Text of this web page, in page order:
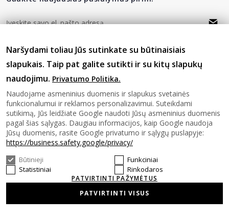
Sutinku suprivatumo politika
Sekite mus
© 2026 SAVASHOME Visos teises saugomos.
Naršydami toliau Jūs sutinkate su būtinaisiais
slapukais. Taip pat galite sutikti ir su kitų slapukų
naudojimu. Privatumo Politika.
Naudojame asmeninius duomenis ir slapukus svetainės
funkcionalumui ir reklamos personalizavimui. Suteikdami
sutikimą, Jūs leidžiate Google naudoti Jūsų asmeninius duomenis
pagal šias sąlygas. Daugiau informacijos, kaip Google naudoja
Jūsų duomenis, rasite Google privatumo ir sąlygų puslapyje:
https://business.safety.google/privacy/
Būtinieji
Funkciniai
Statistiniai
Rinkodaros
PATVIRTINTI PAŽYMĖTUS
PATVIRTINTI VISUS